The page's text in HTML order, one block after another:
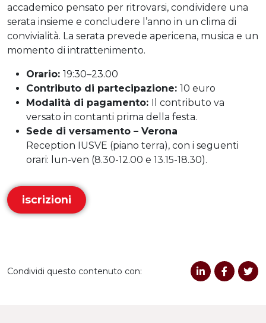
accademico pensato per ritrovarsi, condividere una
serata insieme e concludere l’anno in un clima di
convivialità. La serata prevede apericena, musica e un
momento di intrattenimento.
Orario: 19:30–23.00
Contributo di partecipazione: 10 euro
Modalità di pagamento: Il contributo va
versato in contanti prima della festa.
Sede di versamento – Verona
Reception IUSVE (piano terra), con i seguenti
orari: lun-ven (8.30-12.00 e 13.15-18.30).
iscrizioni
Condividi questo contenuto con: